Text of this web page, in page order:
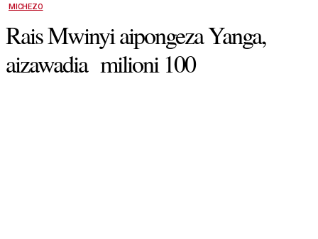
MICHEZO
Rais Mwinyi aipongeza Yanga,
aizawadia milioni 100